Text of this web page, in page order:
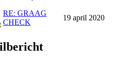
RE: GRAAG
CHECK
19 april 2020